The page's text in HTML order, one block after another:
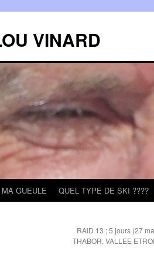
VINARD
MA GUEULE QUEL TYPE DE SKI ????
RAID 13 ; 5 jours (27
THABOR, VALLEE